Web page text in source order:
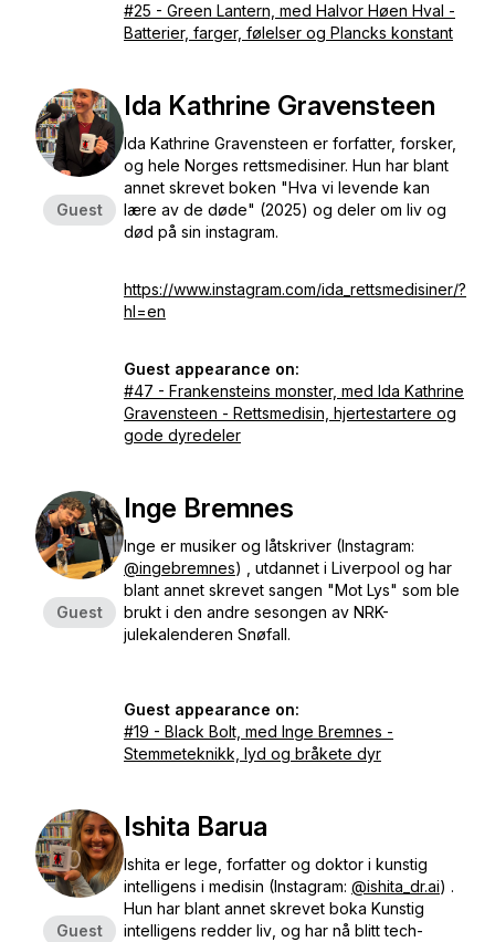
#25 - Green Lantern, med Halvor Høen Hval -
Batterier, farger, følelser og Plancks konstant
Guest
Ida Kathrine Gravensteen
Ida Kathrine Gravensteen er forfatter, forsker,
og hele Norges rettsmedisiner. Hun har blant
annet skrevet boken "Hva vi levende kan
lære av de døde" (2025) og deler om liv og
død på sin instagram.
https://www.instagram.com/ida_rettsmedisiner/?
hl=en
Guest appearance on:
#47 - Frankensteins monster, med Ida Kathrine
Gravensteen - Rettsmedisin, hjertestartere og
gode dyredeler
Guest
Inge Bremnes
Inge er musiker og låtskriver (Instagram:
@ingebremnes) , utdannet i Liverpool og har
blant annet skrevet sangen "Mot Lys" som ble
brukt i den andre sesongen av NRK-
julekalenderen Snøfall.
Guest appearance on:
#19 - Black Bolt, med Inge Bremnes -
Stemmeteknikk, lyd og bråkete dyr
Guest
Ishita Barua
Ishita er lege, forfatter og doktor i kunstig
intelligens i medisin (Instagram: @ishita_dr.ai) .
Hun har blant annet skrevet boka Kunstig
intelligens redder liv , og har nå blitt tech-